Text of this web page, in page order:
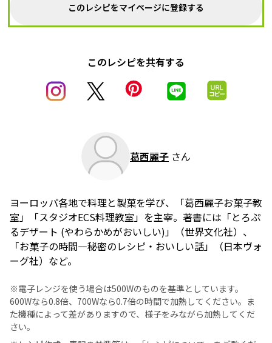
このレシピをマイページに登録する
このレシピを共有する
葛西麗子 さん
ヨーロッパ各地で料理と製菓を学び、「葛西麗子お菓子教
室」「スタジオECS料理教室」を主宰。著書には「とろぷ
るデザート (やわらかめがおいしい)」（世界文化社）、
「お菓子の時間―秘密のレシピ・おいしい話」（日本ヴォ
ーグ社）など。
※電子レンジを使う場合は500Wのものを基準としています。
600Wなら0.8倍、700Wなら0.7倍の時間で加熱してください。ま
た機種によって差がありますので、様子をみながら加熱してくだ
さい。